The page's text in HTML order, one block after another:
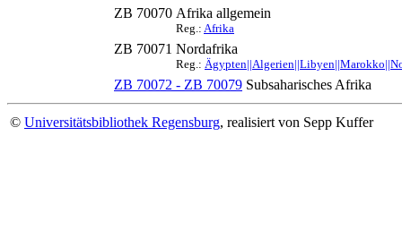
ZB 70070 Afrika allgemein
Reg.: Afrika
ZB 70071 Nordafrika
Reg.:
ZB 70072 - ZB 70079 Subsaharisches Afrika
© Universitätsbibliothek Regensburg, realisiert von Sepp Kuffer